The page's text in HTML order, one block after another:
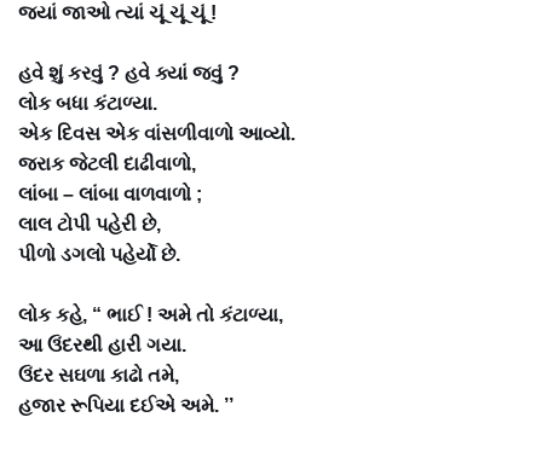
જ્યાં જાઓ ત્યાં ચૂં ચૂં ચૂં !
હવે શું કરવું ? હવે ક્યાં જવું ?
લોક બધા કંટાળ્યા.
એક દિવસ એક વાંસળીવાળો આવ્યો.
જરાક જેટલી દાઢીવાળો,
લાંબા – લાંબા વાળવાળો ;
લાલ ટોપી પહેરી છે,
પીળો ડગલો પહેર્યો છે.
લોક કહે, “ ભાઈ ! અમે તો કંટાળ્યા,
આ ઉંદરથી હારી ગયા.
ઉંદર સઘળા કાઢો તમે,
હજાર રૂપિયા દઈએ અમે. ’’